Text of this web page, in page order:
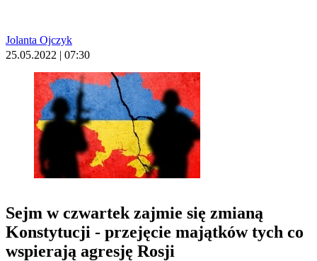
Jolanta Ojczyk
25.05.2022 | 07:30
Sejm w czwartek zajmie się zmianą
Konstytucji - przejęcie majątków tych co
wspierają agresję Rosji